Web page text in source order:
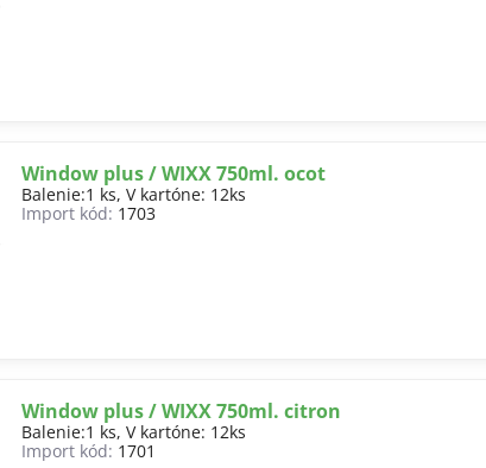
Window plus / WIXX 750ml. ocot
Balenie:1 ks, V kartóne: 12ks
Import kód: 1703
Window plus / WIXX 750ml. citron
Balenie:1 ks, V kartóne: 12ks
Import kód: 1701